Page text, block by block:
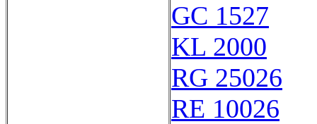
GC 1527
KL 2000
RG 25026
RE 10026